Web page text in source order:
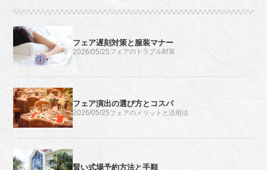
フェア遅刻対策と服装マナー
2026/05/25フェアのトラブル対策
フェア演出の選び方とコスパ
2026/05/25フェアのメリットと活用法
賢い式場予約方法と手順